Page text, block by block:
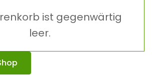
ist gegenwärtig
leer.